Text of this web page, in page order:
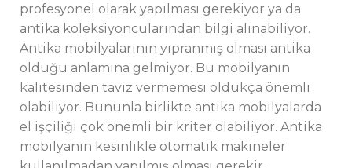
profesyonel olarak yapılması gerekiyor ya da
antika koleksiyoncularından bilgi alınabiliyor.
Antika mobilyalarının yıpranmış olması antika
olduğu anlamına gelmiyor. Bu mobilyanın
kalitesinden taviz vermemesi oldukça önemli
olabiliyor. Bununla birlikte antika mobilyalarda
el işçiliği çok önemli bir kriter olabiliyor. Antika
mobilyanın kesinlikle otomatik makineler